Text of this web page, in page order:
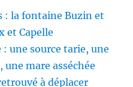
la fontaine Buzin et
et Capelle
une source tarie, une
une mare asséchée
à déplacer